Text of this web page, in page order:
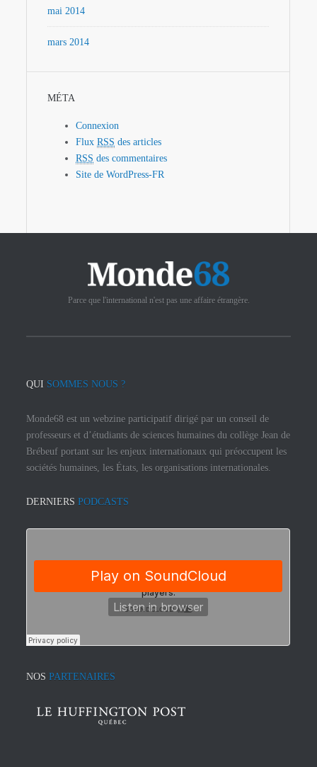
mai 2014
mars 2014
MÉTA
Connexion
FluxRSS des articles
RSS des commentaires
Site de WordPress-FR
Parce que l'international n'est pas une affaire étrangère.
QUI SOMMES NOUS ?
Monde68 est un webzine participatif dirigé par un conseil de
professeurs et d’étudiants de sciences humaines du collège Jean de
Brébeuf portant sur les enjeux internationaux qui préoccupent les
sociétés humaines, les États, les organisations internationales.
DERNIERS PODCASTS
NOS PARTENAIRES